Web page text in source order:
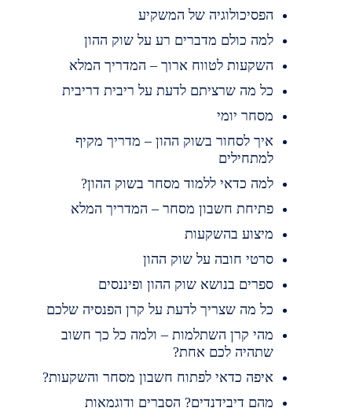
הפסיכולוגיה של המשקיע
למה כולם מדברים רע על שוק ההון
השקעות לטווח ארוך – המדריך המלא
כל מה שרציתם לדעת על ריבית דריבית
מסחר יומי
איך לסחור בשוק ההון – מדריך מקיף
למתחילים
למה כדאי ללמוד מסחר בשוק ההון?
פתיחת חשבון מסחר – המדריך המלא
מיצוע בהשקעות
סרטי חובה על שוק ההון
ספרים בנושא שוק ההון ופיננסים
כל מה שצריך לדעת על קרן הפנסיה שלכם
מהי קרן השתלמות – ולמה כל כך חשוב
שתהיה לכם אחת?
איפה כדאי לפתוח חשבון מסחר והשקעות?
מהם דיבידנדים? הסברים ודוגמאות